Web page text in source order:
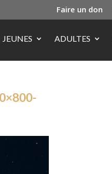
Faire un don
JEUNES ADULTES